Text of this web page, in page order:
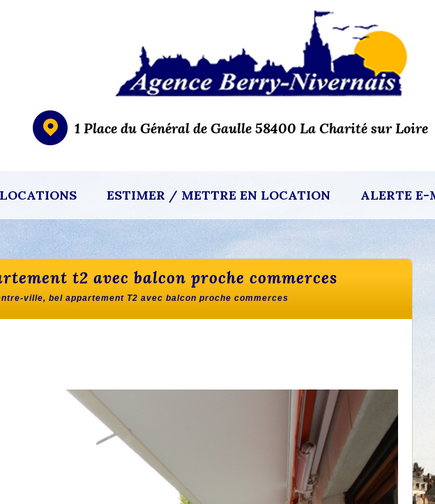
1 Place du Général de Gaulle 58400 La Charité sur Loire
LOCATIONS ESTIMER / METTRE EN LOCATION ALERTE
t2 avec balcon proche commerces
ville, bel appartement T2 avec balcon proche commerces